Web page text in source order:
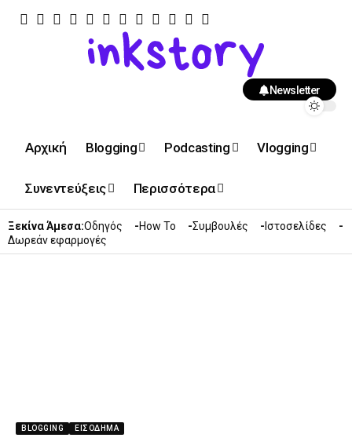
Newsletter
Αρχική Blogging Podcasting Vlogging
Συνεντεύξεις Περισσότερα
Ξεκίνα Άμεσα:Οδηγός How To Συμβουλές
Ιστοσελίδες
Δωρεάν εφαρμογές
BLOGGING ΕΙΣΌΔΗΜΑ